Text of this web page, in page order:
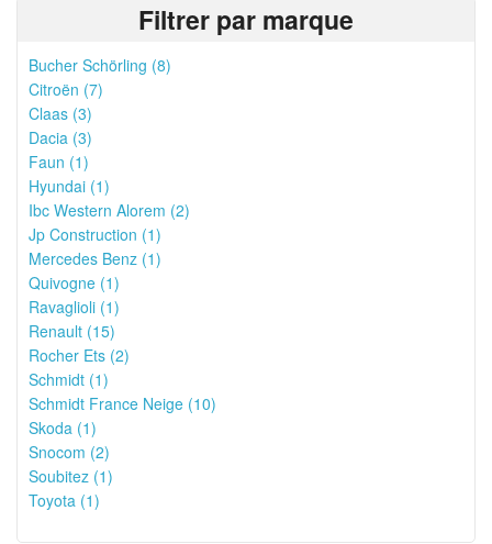
Filtrer par marque
Bucher Schörling (8)
Citroën (7)
Claas (3)
Dacia (3)
Faun (1)
Hyundai (1)
Ibc Western Alorem (2)
Jp Construction (1)
Mercedes Benz (1)
Quivogne (1)
Ravaglioli (1)
Renault (15)
Rocher Ets (2)
Schmidt (1)
Schmidt France Neige (10)
Skoda (1)
Snocom (2)
Soubitez (1)
Toyota (1)